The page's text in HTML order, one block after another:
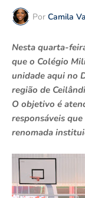
Por Camila
Nesta quarta-
que o Colégio
unidade aqui no
região de
O objetivo é
responsáveis
renomada